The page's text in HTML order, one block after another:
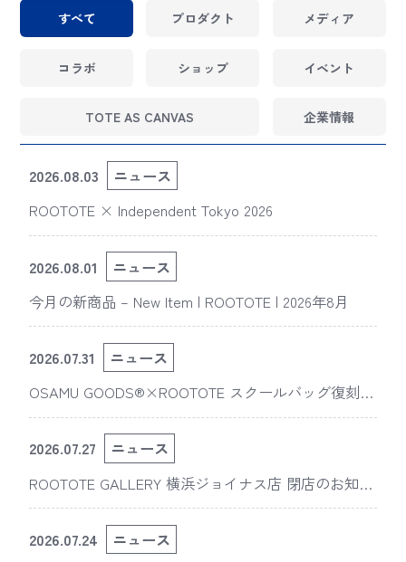
すべて プロダクト メディア
コラボ ショップ イベント
TOTE AS CANVAS 企業情報
2026.08.03
ニュース
ROOTOTE × Independent Tokyo 2026
2026.08.01
ニュース
今月の新商品 – New Item | ROOTOTE | 2026年8月
2026.07.31
ニュース
OSAMU GOODS®×ROOTOTE スクールバッグ復刻
版“スライスドアイ”の新デザインが「The 50th Annive
rsary OSAMU GOODS展」に登場
2026.07.27
ニュース
ROOTOTE GALLERY 横浜ジョイナス店 閉店のお知ら
せ
2026.07.24
ニュース